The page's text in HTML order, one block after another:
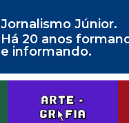
Jornalismo Júnior.
Há 20 anos
e informando.